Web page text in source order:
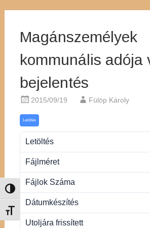
Nagy kontraszt váltása
Betűméret váltása
Magánszemélyek
kommunális adója
bejelentés
2015/09/19 Fülöp Károly
Letöltés
Letöltés
Fájlméret
Fájlok Száma
Dátumkészítés
Utoljára frissített